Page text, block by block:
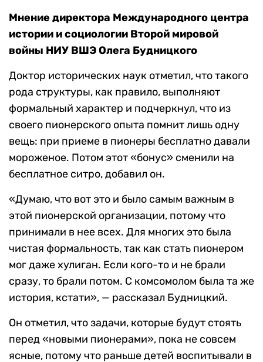
Мнение директора Международного центра
истории и социологии Второй мировой
войны НИУ ВШЭ Олега Будницкого
Доктор исторических наук отметил, что такого
рода структуры, как правило, выполняют
формальный характер и подчеркнул, что из
своего пионерского опыта помнит лишь одну
вещь: при приеме в пионеры бесплатно давали
мороженое. Потом этот «бонус» сменили на
бесплатное ситро, добавил он.
«Думаю, что вот это и было самым важным в
этой пионерской организации, потому что
принимали в нее всех. Для многих это была
чистая формальность, так как стать пионером
мог даже хулиган. Если кого-то и не брали
сразу, то брали потом. С комсомолом была та же
история, кстати», — рассказал Будницкий.
Он отметил, что задачи, которые будут стоять
перед «новыми пионерами», пока не совсем
ясные, потому что раньше детей воспитывали в